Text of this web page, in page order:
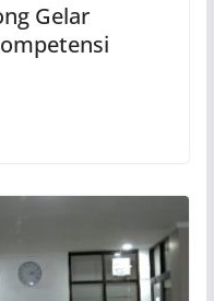
Gelar